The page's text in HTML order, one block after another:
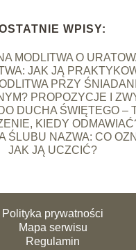
WPISY:
MODLITWA O
JAK JĄ
PRZY
PROPOZYCJE I
DUCHA ŚWIĘTEGO –
KIEDY
ŚLUBU NAZWA: CO
JAK JĄ UCZCIĆ?
Polityka prywatności
Mapa serwisu
Regulamin